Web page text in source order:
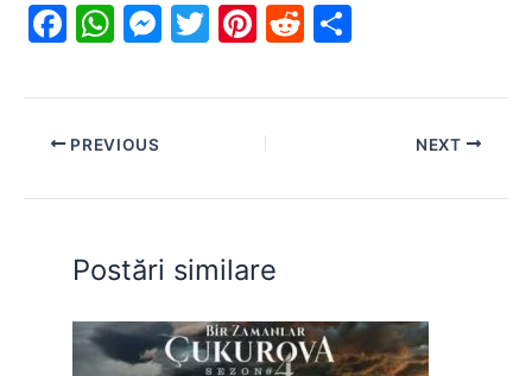
F
c
e
o
o
k
W
at
s
p
p
M
s
n
g
er
T
itt
Pi
er
e
R
d ar
PREVIOUS NEXT
Postări similare